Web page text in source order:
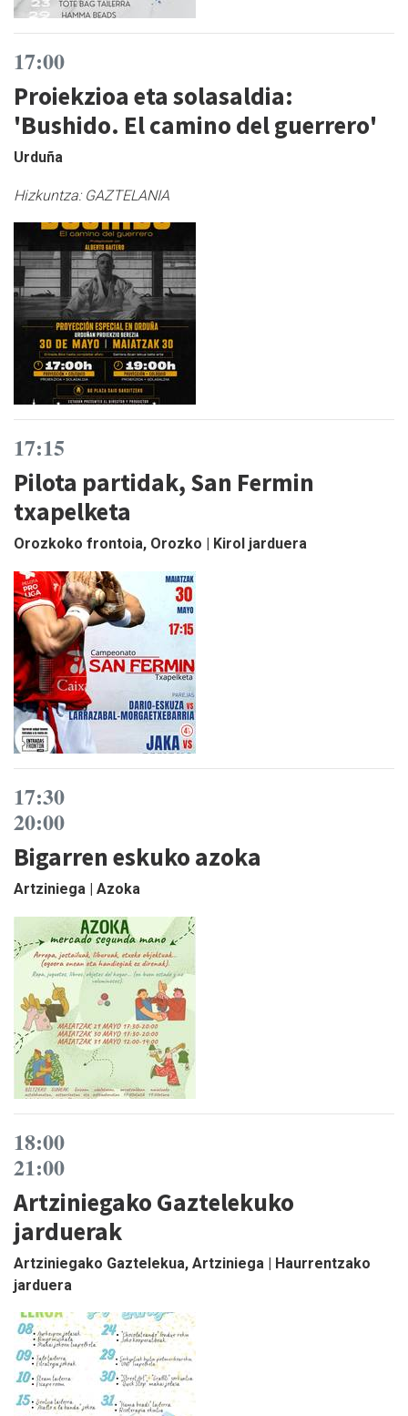
17:00
Proiekzioa eta solasaldia:
'Bushido. El camino del guerrero'
Urduña
Hizkuntza: GAZTELANIA
17:15
Pilota partidak, San Fermin
txapelketa
Orozkoko frontoia, Orozko | Kirol jarduera
17:30
20:00
Bigarren eskuko azoka
Artziniega | Azoka
18:00
21:00
Artziniegako Gaztelekuko
jarduerak
Artziniegako Gaztelekua, Artziniega | Haurrentzako
jarduera